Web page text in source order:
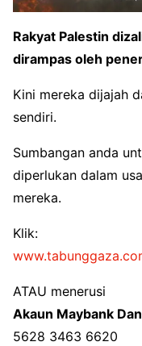
Rakyat Palestin
dirampas oleh
Kini mereka dijajah
sendiri.
Sumbangan anda
diperlukan dalam
mereka.
Klik:
ATAU menerusi
Akaun Maybank
5628 3463 6620